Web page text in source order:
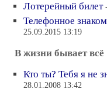
Лотерейный билет
Телефонное
25.09.2015 13:19
В жизни бывает всё
Кто ты? Тебя я не
28.01.2008 13:42